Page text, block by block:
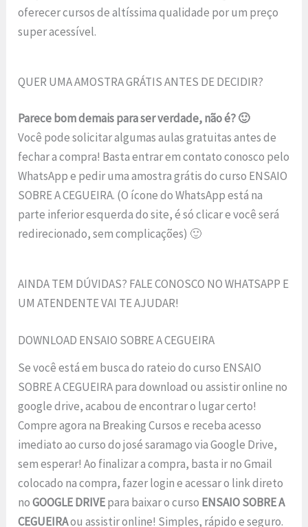
oferecer cursos de altíssima qualidade por um preço
super acessível.
QUER UMA AMOSTRA GRÁTIS ANTES DE DECIDIR?
Parece bom demais para ser verdade, não é? 🙂
Você pode solicitar algumas aulas gratuitas antes de
fechar a compra! Basta entrar em contato conosco pelo
WhatsApp e pedir uma amostra grátis do curso ENSAIO
SOBRE A CEGUEIRA. (O ícone do WhatsApp está na
parte inferior esquerda do site, é só clicar e você será
redirecionado, sem complicações) 🙂
AINDA TEM DÚVIDAS? FALE CONOSCO NO WHATSAPP E
UM ATENDENTE VAI TE AJUDAR!
DOWNLOAD ENSAIO SOBRE A CEGUEIRA
Se você está em busca do rateio do curso ENSAIO
SOBRE A CEGUEIRA para download ou assistir online no
google drive, acabou de encontrar o lugar certo!
Compre agora na Breaking Cursos e receba acesso
imediato ao curso do josé saramago via Google Drive,
sem esperar! Ao finalizar a compra, basta ir no Gmail
colocado na compra, fazer login e acessar o link direto
noGOOGLE DRIVEpara baixar o curso ENSAIO SOBRE A
CEGUEIRAou assistir online! Simples, rápido e seguro.